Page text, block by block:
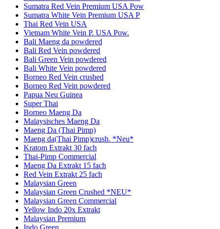
Sumatra Red Vein Premium USA Pow
Sumatra White Vein Premium USA P
Thai Red Vein USA
Vietnam White Vein P. USA Pow.
Bali Maeng da powdered
Bali Red Vein powdered
Bali Green Vein powdered
Bali White Vein powdered
Borneo Red Vein crushed
Borneo Red Vein powdered
Papua Neu Guinea
Super Thai
Borneo Maeng Da
Malaysisches Maeng Da
Maeng Da (Thai Pimp)
Maeng da(Thai Pimp)crush. *Neu*
Kratom Extrakt 30 fach
Thai-Pimp Commercial
Maeng Da Extrakt 15 fach
Red Vein Extrakt 25 fach
Malaysian Green
Malaysian Green Crushed *NEU*
Malaysian Green Commercial
Yellow Indo 20x Extrakt
Malaysian Premium
Indo Green